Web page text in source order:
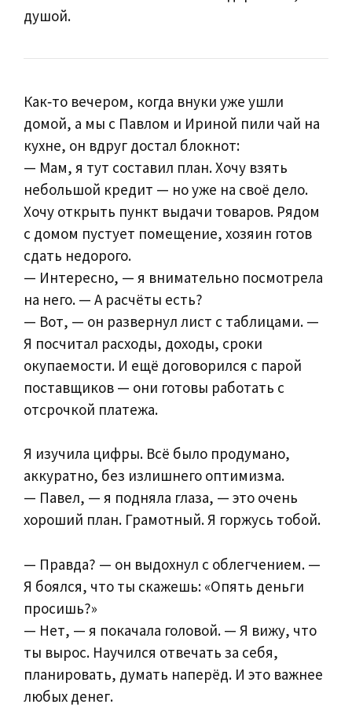
душой.
Как‑то вечером, когда внуки уже ушли
домой, а мы с Павлом и Ириной пили чай на
кухне, он вдруг достал блокнот:
— Мам, я тут составил план. Хочу взять
небольшой кредит — но уже на своё дело.
Хочу открыть пункт выдачи товаров. Рядом
с домом пустует помещение, хозяин готов
сдать недорого.
— Интересно, — я внимательно посмотрела
на него. — А расчёты есть?
— Вот, — он развернул лист с таблицами. —
Я посчитал расходы, доходы, сроки
окупаемости. И ещё договорился с парой
поставщиков — они готовы работать с
отсрочкой платежа.
Я изучила цифры. Всё было продумано,
аккуратно, без излишнего оптимизма.
— Павел, — я подняла глаза, — это очень
хороший план. Грамотный. Я горжусь тобой.
— Правда? — он выдохнул с облегчением. —
Я боялся, что ты скажешь: «Опять деньги
просишь?»
— Нет, — я покачала головой. — Я вижу, что
ты вырос. Научился отвечать за себя,
планировать, думать наперёд. И это важнее
любых денег.